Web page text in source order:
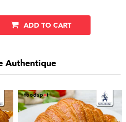
ADD TO CART
Authentique